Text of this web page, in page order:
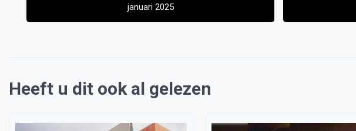
januari 2025
Heeft u dit ook al gelezen